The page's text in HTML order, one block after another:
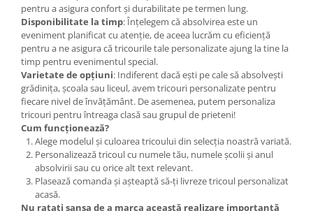
pentru a asigura confort și durabilitate pe termen lung.
Disponibilitate la timp: Înțelegem că absolvirea este un
eveniment planificat cu atenție, de aceea lucrăm cu eficiență
pentru a ne asigura că tricourile tale personalizate ajung la tine la
timp pentru evenimentul special.
Varietate de opțiuni: Indiferent dacă ești pe cale să absolvești
grădinița, școala sau liceul, avem tricouri personalizate pentru
fiecare nivel de învățământ. De asemenea, putem personaliza
tricouri pentru întreaga clasă sau grupul de prieteni!
Cum funcționează?
Alege modelul și culoarea tricoului din selecția noastră variată.
Personalizează tricoul cu numele tău, numele școlii și anul
absolvirii sau cu orice alt text relevant.
Plasează comanda și așteaptă să-ți livreze tricoul personalizat
acasă.
Nu ratați șansa de a marca această realizare importantă